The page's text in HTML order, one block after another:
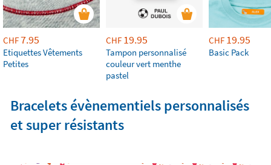
CHF7.95
Etiquettes Vêtements
Petites
CHF 19.95
Tampon personnalisé
couleur vert menthe
pastel
CHF 19.95
Basic Pack
Bracelets évènementiels personnalisés
et super résistants